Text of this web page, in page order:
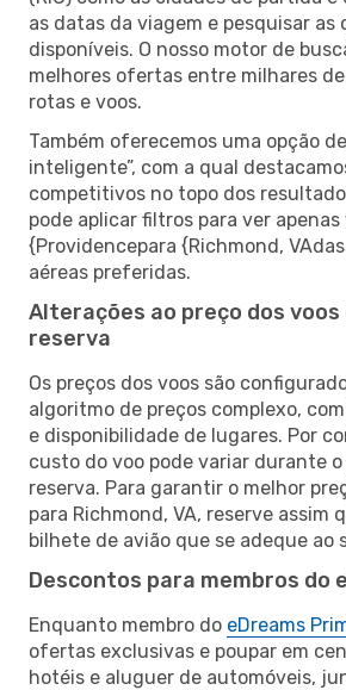
as datas da viagem e pesquisar as
disponíveis. O nosso motor de
melhores ofertas entre milhares
rotas e voos.
Também oferecemos uma opção
inteligente”, com a qual
competitivos no topo dos
pode aplicar filtros para ver apenas
{Providencepara {Richmond,
aéreas preferidas.
Alterações ao preço dos
reserva
Os preços dos voos são
algoritmo de preços complexo,
e disponibilidade de lugares. Por
custo do voo pode variar durante o
reserva. Para garantir o melhor
para Richmond, VA, reserve assim
bilhete de avião que se adeque ao
Descontos para membros do
Enquanto membro do eDreams
ofertas exclusivas e poupar em
hotéis e aluguer de automóveis,